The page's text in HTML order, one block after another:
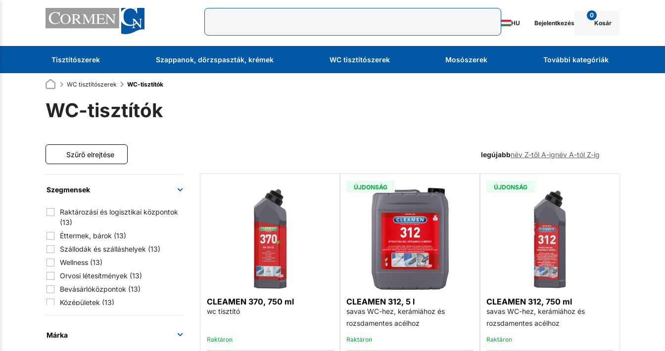
HU Bejelentkezés
0
Kosár
Tisztítószerek Szappanok, dörzspaszták, krémek WC tisztítószerek Mosószerek További kategóriák
WC tisztítószerek WC-tisztítók
WC-tisztítók
Szűrő elrejtése legújabbnév Z-től A-ignév A-tól Z-ig
Szegmensek
Raktározási és logisztikai központok
(13)
Éttermek, bárok (13)
Szállodák és szálláshelyek (13)
Wellness (13)
Orvosi létesítmények (13)
Bevásárlóközpontok (13)
Középületek (13)
Iskolai létesítmények (13)
Márka
CLEAMEN 370, 750 ml
wc tisztító
Raktáron
ÚJDONSÁG
CLEAMEN 312, 5 l
savas WC-hez, kerámiához és
rozsdamentes acélhoz
Raktáron
ÚJDONSÁG
CLEAMEN 312, 750 ml
savas WC-hez, kerámiához és
rozsdamentes acélhoz
Raktáron